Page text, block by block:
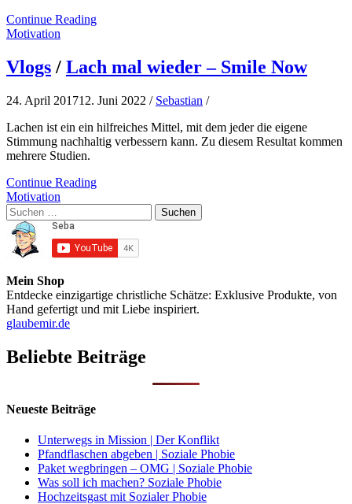
Continue Reading
Motivation
Vlogs / Lach mal wieder – Smile Now
24. April 201712. Juni 2022 / Sebastian /
Lachen ist ein ein hilfreiches Mittel, mit dem jeder die eigene
Stimmung nachhaltig verbessern kann. Zu diesem Resultat kommen
mehrere Studien.
Continue Reading
Motivation
Suchen
nach:
Mein Shop
Entdecke einzigartige christliche Schätze: Exklusive Produkte, von
Hand gefertigt und mit Liebe inspiriert.
glaubemir.de
Beliebte Beiträge
Neueste Beiträge
Unterwegs in Mission | Der Konflikt
Pfandflaschen abgeben | Soziale Phobie
Paket wegbringen – OMG | Soziale Phobie
Was soll ich machen? Soziale Phobie
Hochzeitsgast mit Sozialer Phobie